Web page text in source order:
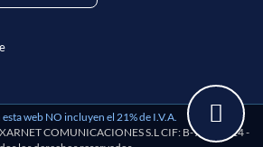
web NO incluyen el 21% de I.V.A.
COMUNICACIONES S.L CIF: B-97193114 -